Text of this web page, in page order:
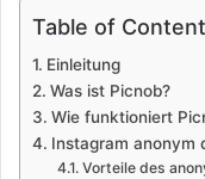
Table of
Einleitung
Was ist Picnob?
Wie funktioniert
Instagram anonym
Vorteile des